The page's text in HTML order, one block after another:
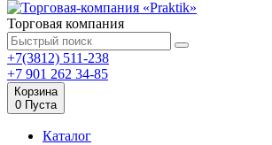
Торговая компания
+7(3812) 511-238
+7 901 262 34-85
Корзина
0 Пуста
Каталог